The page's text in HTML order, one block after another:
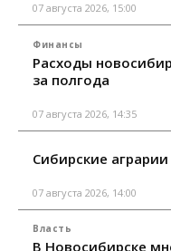
07 августа 2026, 15:00
Финансы
Расходы
за полгода
07 августа 2026, 14:35
Сибирские
07 августа 2026, 14:00
Власть
В Новосибирске